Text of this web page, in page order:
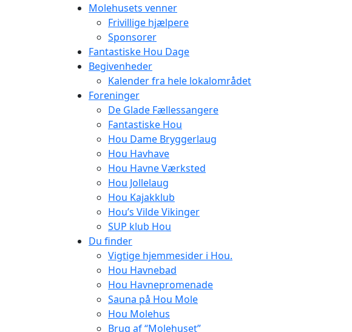
Molehusets venner
Frivillige hjælpere
Sponsorer
Fantastiske Hou Dage
Begivenheder
Kalender fra hele lokalområdet
Foreninger
De Glade Fællessangere
Fantastiske Hou
Hou Dame Bryggerlaug
Hou Havhave
Hou Havne Værksted
Hou Jollelaug
Hou Kajakklub
Hou’s Vilde Vikinger
SUP klub Hou
Du finder
Vigtige hjemmesider i Hou.
Hou Havnebad
Hou Havnepromenade
Sauna på Hou Mole
Hou Molehus
Brug af “Molehuset”